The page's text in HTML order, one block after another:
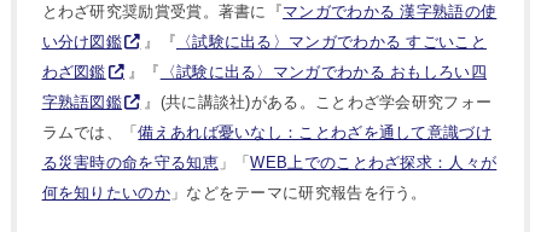
とわざ研究奨励賞受賞。著書に『マンガでわかる 漢字熟語の使
い分け図鑑
』『 〈試験に出る〉マンガでわかる すごいこと
わざ図鑑
』『
〈試験に出る〉マンガでわかる おもしろい四
字熟語図鑑
』(共に講談社)がある。ことわざ学会研究フォー
ラムでは、「備えあれば憂いなし：ことわざを通して意識づけ
る災害時の命を守る知恵」「WEB上でのことわざ探求：人々が
何を知りたいのか」などをテーマに研究報告を行う。